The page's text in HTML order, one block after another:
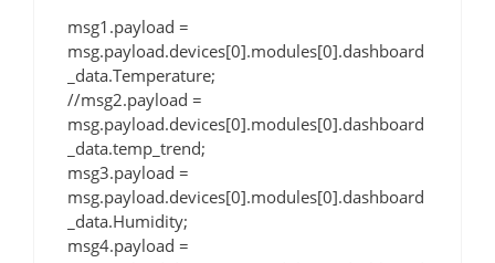
msg1.payload =
msg.payload.devices[0].modules[0].dashboard
_data.Temperature;
//msg2.payload =
msg.payload.devices[0].modules[0].dashboard
_data.temp_trend;
msg3.payload =
msg.payload.devices[0].modules[0].dashboard
_data.Humidity;
msg4.payload =